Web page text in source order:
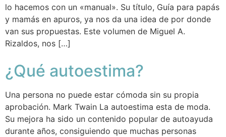
lo hacemos con un «manual». Su título, Guía para papás
y mamás en apuros, ya nos da una idea de por donde
van sus propuestas. Este volumen de Miguel A.
Rizaldos, nos […]
¿Qué autoestima?
Una persona no puede estar cómoda sin su propia
aprobación. Mark Twain La autoestima esta de moda.
Su mejora ha sido un contenido popular de autoayuda
durante años, consiguiendo que muchas personas